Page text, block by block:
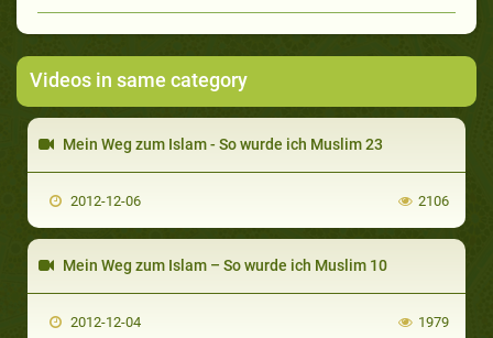
Videos in same category
Mein Weg zum Islam - So wurde ich Muslim 23
2012-12-06 2106
Mein Weg zum Islam – So wurde ich Muslim 10
2012-12-04 1979